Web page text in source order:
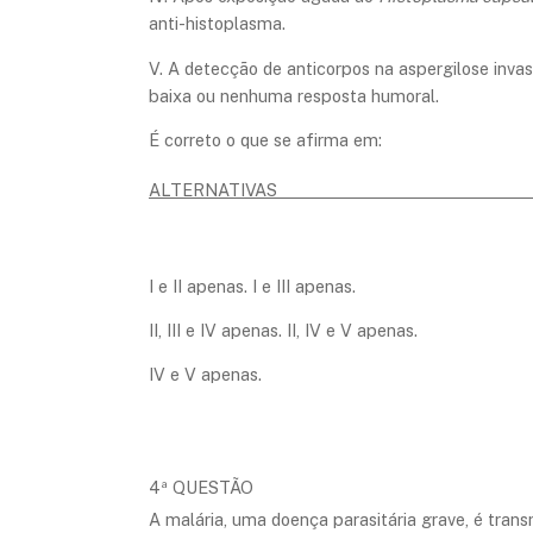
anti-histoplasma.
V. A detecção de anticorpos na aspergilose
baixa ou nenhuma resposta humoral.
É correto o que se afirma em:
ALTERNATIVAS
I e II apenas. I e III apenas.
II, III e IV apenas. II, IV e V apenas.
IV e V apenas.
4ª QUESTÃO
A malária, uma doença parasitária grave, é